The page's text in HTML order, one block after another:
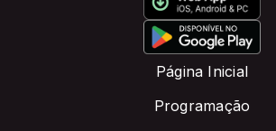
Página Inicial
Programação